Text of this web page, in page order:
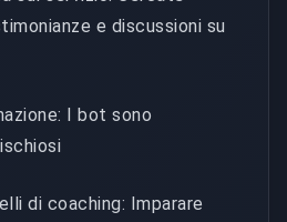
e discussioni su
I bot sono
di coaching: Imparare